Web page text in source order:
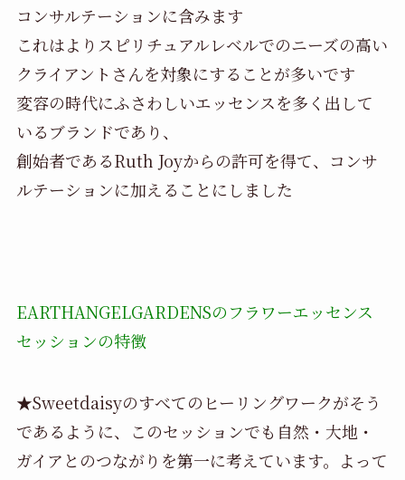
コンサルテーションに含みます
これはよりスピリチュアルレベルでのニーズの高い
クライアントさんを対象にすることが多いです
変容の時代にふさわしいエッセンスを多く出して
いるブランドであり、
創始者であるRuth Joyからの許可を得て、コンサ
ルテーションに加えることにしました
EARTHANGELGARDENSのフラワーエッセンス
セッションの特徴
★Sweetdaisyのすべてのヒーリングワークがそう
であるように、このセッションでも自然・大地・
ガイアとのつながりを第一に考えています。よって